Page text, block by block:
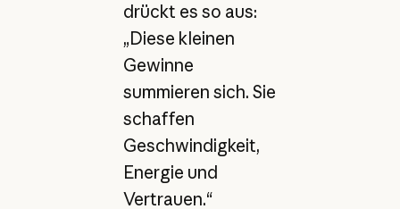
drückt es so aus:
„Diese kleinen
Gewinne
summieren sich. Sie
schaffen
Geschwindigkeit,
Energie und
Vertrauen.“